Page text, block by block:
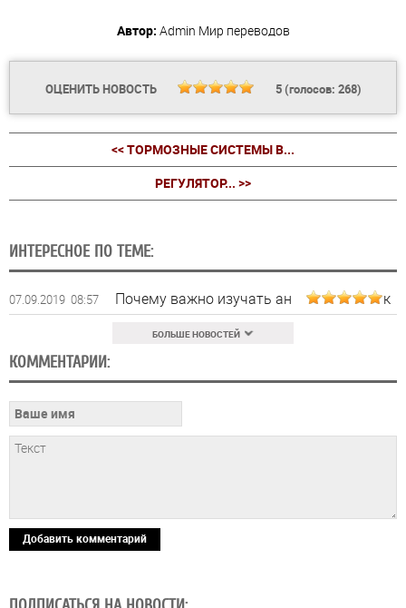
Автор: Admin Мир переводов
ОЦЕНИТЬ НОВОСТЬ 5(голосов: 268)
<< ТОРМОЗНЫЕ СИСТЕМЫ В...
РЕГУЛЯТОР... >>
ИНТЕРЕСНОЕ ПО ТЕМЕ:
07.09.2019 08:57 Почему важно изучать английский язык
БОЛЬШЕ НОВОСТЕЙ
КОММЕНТАРИИ:
Добавить комментарий